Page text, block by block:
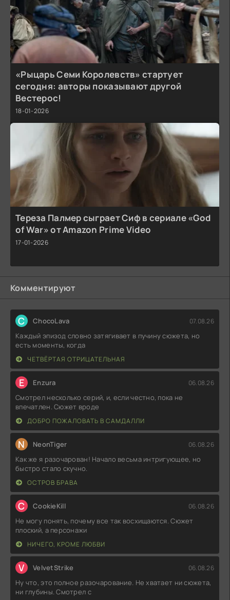
«Рыцарь Семи Королевств» стартует
сегодня: авторы показывают другой
Вестерос!
18-01-2026
Тереза Палмер сыграет Сиф в сериале «God
of War» от Amazon Prime Video
17-01-2026
Комментируют
C ChocoLava 07.08.26
Каждый эпизод словно затягивает в пучину сюжета, но
есть моменты, когда
ЧЕТВЁРТАЯ ОТРИЦАТЕЛЬНАЯ
E Enzura 06.08.26
Смотрел несколько серий, и, если честно, пока не
впечатлен. Сюжет вроде
ДОБРО ПОЖАЛОВАТЬ В САМДАЛЛИ
N NeonTiger 06.08.26
Как же я разочарован! Начало весьма интригующее, но
быстро стало скучно.
ОСТРОВ БРАВА
C CookieKill 06.08.26
Не могу понять, почему все так восхищаются. Сюжет
плоский, а персонажи
НИЧЕГО, КРОМЕ ЛЮБВИ
V VelvetStrike 06.08.26
Ну что, это полное разочарование. Не хватает ни сюжета,
ни глубины. Смотрел с